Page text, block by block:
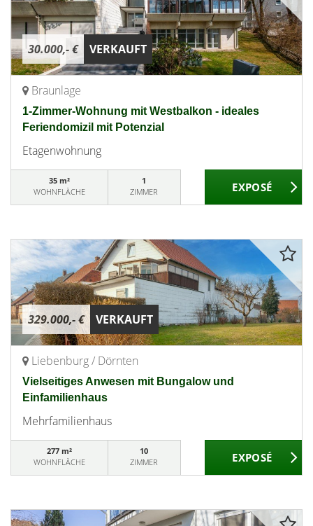
30.000,- € VERKAUFT
Braunlage
1-Zimmer-Wohnung mit Westbalkon - ideales
Feriendomizil mit Potenzial
Etagenwohnung
35 m²
WOHNFLÄCHE
1
ZIMMER
329.000,- € VERKAUFT
Liebenburg / Dörnten
Vielseitiges Anwesen mit Bungalow und
Einfamilienhaus
Mehrfamilienhaus
277 m²
WOHNFLÄCHE
10
ZIMMER